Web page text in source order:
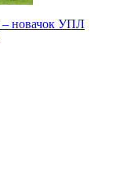
– новачок УПЛ